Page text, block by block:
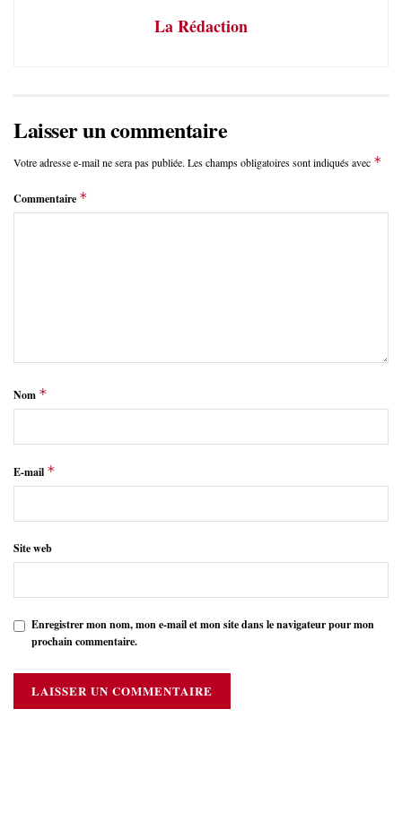
La Rédaction
Laisser un commentaire
Votre adresse e-mail ne sera pas publiée. Les champs obligatoires sont indiqués avec *
Commentaire *
Nom *
E-mail *
Site web
Enregistrer mon nom, mon e-mail et mon site dans le navigateur pour mon
prochain commentaire.